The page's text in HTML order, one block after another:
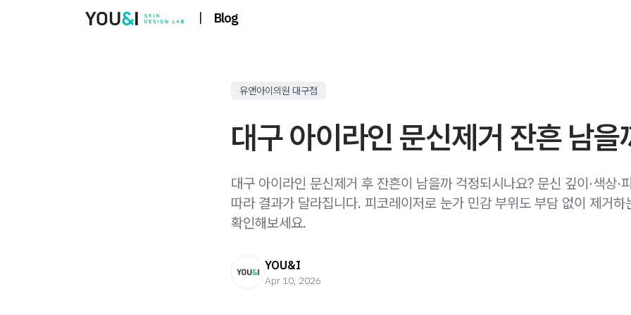
| Blog
유앤아이의원 대구점
대구 아이라인 문신제거 잔흔 남을
대구 아이라인 문신제거 후 잔흔이 남을까 걱정되시나요? 문신 깊이·색상·
따라 결과가 달라집니다. 피코레이저로 눈가 민감 부위도 부담 없이 제거하
확인해보세요.
YOU&I
Apr 10, 2026